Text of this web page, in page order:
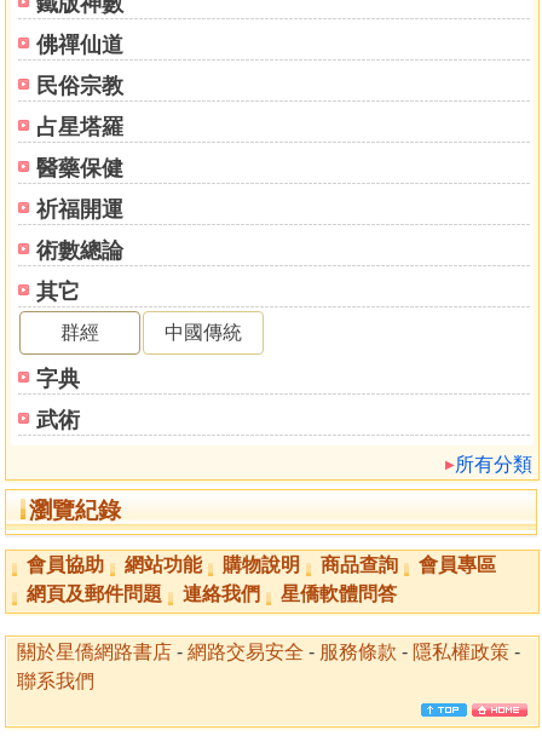
佛禪仙道
民俗宗教
占星塔羅
醫藥保健
祈福開運
術數總論
其它
群經 中國傳統
字典
武術
所有分類
瀏覽紀錄
宗教的目的，在肯定生命的意義，進而以有限的生命創造積
極的人生，重在兼善天下，而非獨善其身，由於有了這樣的
宣揚道教善知識
廣播人間種福田
目錄
太上玉清謝罪登真寶懺上卷
人各恭敬志心皈命禮
太上玉清謝罪登真寶懺中卷
聖前咸悉懺悔今當皈命信禮上清普慈諸尊聖號
人各恭敬志心皈命禮
太上玉清謝罪登真寶懺下卷
超度式憑真號虔禮
太清普苡諸尊聖號人各恭敬志心皈命禮
會員協助 網站功能 購物說明 商品查詢
會員專區
網頁及郵件問題
連絡我們 星僑軟體問答
關於星僑網路書店 - 網路交易安全 - 服務條款 - 隱私權政策 -
聯系我們